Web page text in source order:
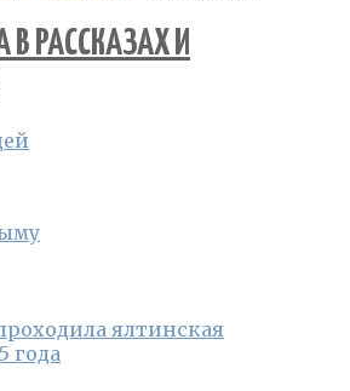
В РАССКАЗАХ И
ялтинская
года